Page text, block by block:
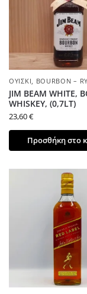
ΟΥΊΣΚΙ, BOURBON –
JIM BEAM WHITE,
WHISKEY, (0,7LT)
23,60€
Προσθήκη στο